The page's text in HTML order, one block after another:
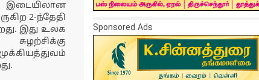
2-ந்தேதி
இது உலக
Sponsored Ads